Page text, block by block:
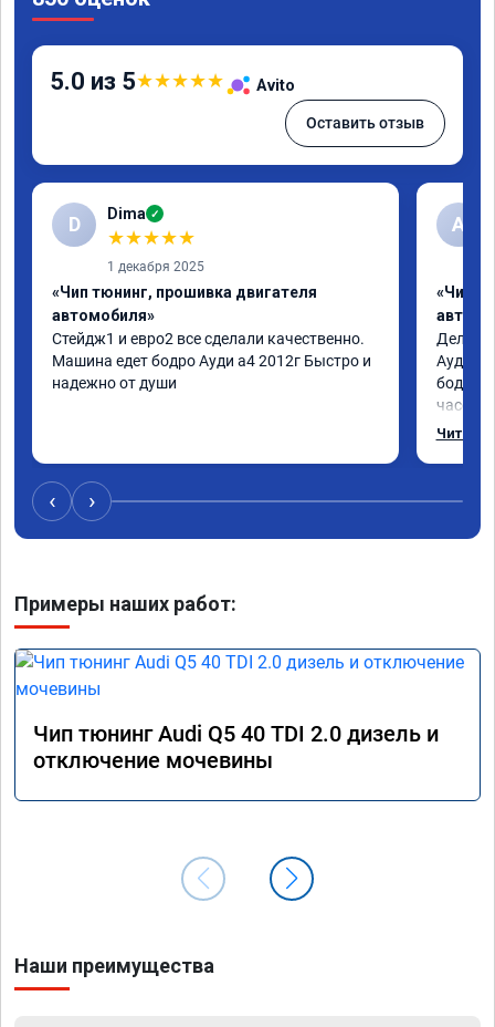
5.0 из 5★★★★★ Avito
Оставить отзыв
D Dima ✓
★★★★★
1 декабря 2025
«Чип тюнинг, прошивка двигателя
автомобиля»
Стейдж1 и евро2 все сделали качественно.
Машина едет бодро Ауди а4 2012г Быстро и
надежно от души
А
«Чип
Делал
как
Читать
‹ ›
Примеры наших работ:
Чип тюнинг Audi Q5 40 TDI 2.0 дизель и
отключение мочевины
Наши преимущества